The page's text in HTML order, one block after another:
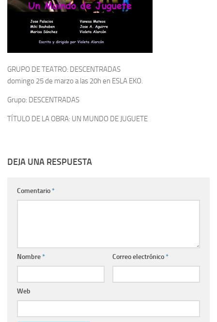
GRUPO DE TEATRO: DESCENTRADAS
domingo 25 de marzo a las 20h en ESLA EKO.
Grupo: DESCENTRADAS
TÍTULO DE LA OBRA: UN MUNDO DE JUGUETE
DEJA UNA RESPUESTA
Comentario*
Nombre* Correo electrónico*
Web